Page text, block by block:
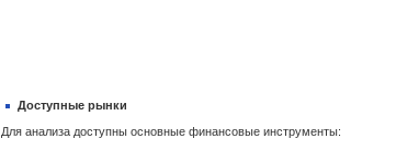
Доступные рынки
Для анализа доступны основные финансовые инструменты: